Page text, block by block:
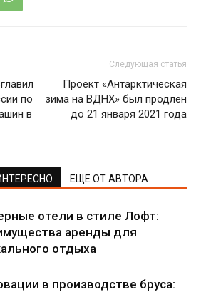
по
в
Следующая статья
Проект «Антарктическая
зима на ВДНХ» был продлен
до 21 января 2021 года
ЕЩЕ ОТ АВТОРА
отели в стиле Лофт:
аренды для
отдыха
в производстве бруса: